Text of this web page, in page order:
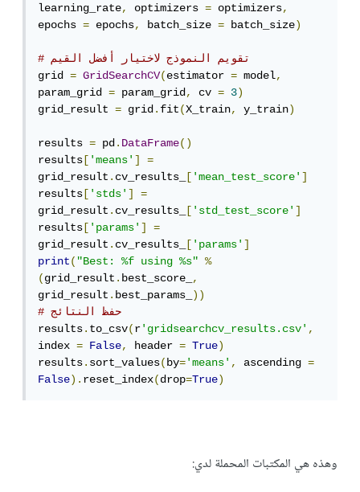
learning_rate, optimizers = optimizers,
epochs = epochs, batch_size = batch_size)
# تقويم النموذج لاختيار أفضل القيم
grid = GridSearchCV(estimator = model,
param_grid = param_grid, cv = 3)
grid_result = grid.fit(X_train, y_train)
results = pd.DataFrame()
results ['means']
=
grid_result.cv_results_ ['mean_test_score']
results ['stds']
=
grid_result.cv_results_ ['std_test_score']
results ['params']
=
grid_result.cv_results_ ['params']
print("Best: %f using %s"
%
(grid_result.best_score_,
grid_result.best_params_))
# حفظ النتائج
results.to_csv(r'gridsearchcv_results.csv',
index = False, header = True)
results.sort_values(by='means', ascending =
False).reset_index(drop=True)
وهذه هي المكتبات المحملة لدي: